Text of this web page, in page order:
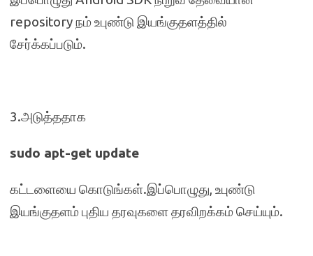
repository நம் உபுண்டு இயங்குதளத்தில்
சேர்க்கப்படும்.
3.அடுத்ததாக
sudo apt-get update
கட்டளையை கொடுங்கள்.இப்பொழுது, உபுண்டு
இயங்குதளம் புதிய தரவுகளை தரவிறக்கம் செய்யும்.